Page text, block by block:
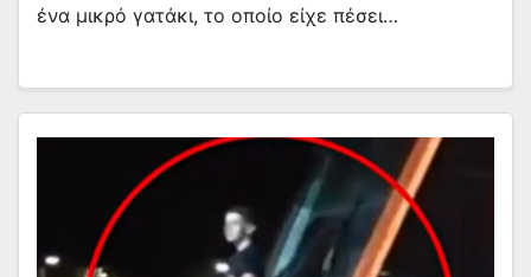
ένα μικρό γατάκι, το οποίο είχε πέσει…